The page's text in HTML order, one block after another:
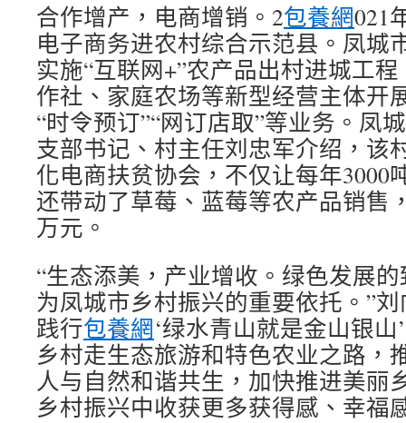
合作增产，电商增销。2包養網021
电子商务进农村综合示范县。凤城
实施“互联网+”农产品出村进城工
作社、家庭农场等新型经营主体开
“时令预订”“网订店取”等业务。凤
支部书记、村主任刘忠军介绍，该
化电商扶贫协会，不仅让每年3000
还带动了草莓、蓝莓等农产品销售
万元。
“生态添美，产业增收。绿色发展
为凤城市乡村振兴的重要依托。”
践行包養網‘绿水青山就是金山银
乡村走生态旅游和特色农业之路，
人与自然和谐共生，加快推进美丽
乡村振兴中收获更多获得感、幸福